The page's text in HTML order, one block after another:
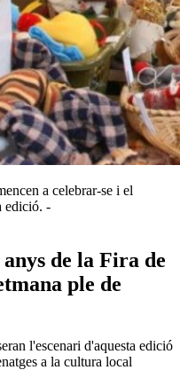
a celebrar-se i el
edició. -
de la Fira de
ple de
l'escenari d'aquesta edició
a la cultura local